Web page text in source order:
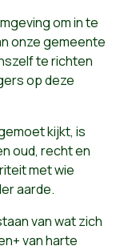
om in te
onze gemeente
te richten
op deze
kijkt, is
oud, recht en
met wie
aarde.
van wat zich
van harte